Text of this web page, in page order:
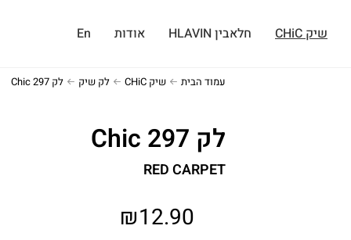
שיק CHiC חלאבין HLAVIN אודות En
עמוד הבית שיק CHiC לק שיק לק Chic 297
לק Chic 297
RED CARPET
₪12.90